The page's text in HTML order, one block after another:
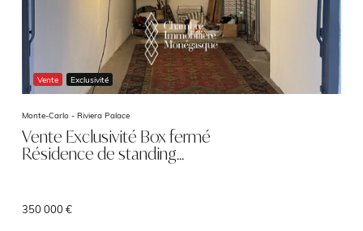
Vente Exclusivité
Monte-Carlo - Riviera Palace
Vente Exclusivité Box fermé
Résidence de standing…
350 000 €